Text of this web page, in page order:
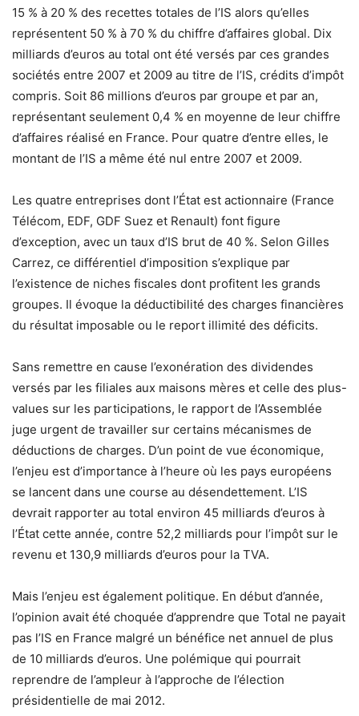
15 % à 20 % des recettes totales de l’IS alors qu’elles
représentent 50 % à 70 % du chiffre d’affaires global. Dix
milliards d’euros au total ont été versés par ces grandes
sociétés entre 2007 et 2009 au titre de l’IS, crédits d’impôt
compris. Soit 86 millions d’euros par groupe et par an,
représentant seulement 0,4 % en moyenne de leur chiffre
d’affaires réalisé en France. Pour quatre d’entre elles, le
montant de l’IS a même été nul entre 2007 et 2009.
Les quatre entreprises dont l’État est actionnaire (France
Télécom, EDF, GDF Suez et Renault) font figure
d’exception, avec un taux d’IS brut de 40 %. Selon Gilles
Carrez, ce différentiel d’imposition s’explique par
l’existence de niches fiscales dont profitent les grands
groupes. Il évoque la déductibilité des charges financières
du résultat imposable ou le report illimité des déficits.
Sans remettre en cause l’exonération des dividendes
versés par les filiales aux maisons mères et celle des plus-
values sur les participations, le rapport de l’Assemblée
juge urgent de travailler sur certains mécanismes de
déductions de charges. D’un point de vue économique,
l’enjeu est d’importance à l’heure où les pays européens
se lancent dans une course au désendettement. L’IS
devrait rapporter au total environ 45 milliards d’euros à
l’État cette année, contre 52,2 milliards pour l’impôt sur le
revenu et 130,9 milliards d’euros pour la TVA.
Mais l’enjeu est également politique. En début d’année,
l’opinion avait été choquée d’apprendre que Total ne payait
pas l’IS en France malgré un bénéfice net annuel de plus
de 10 milliards d’euros. Une polémique qui pourrait
reprendre de l’ampleur à l’approche de l’élection
présidentielle de mai 2012.